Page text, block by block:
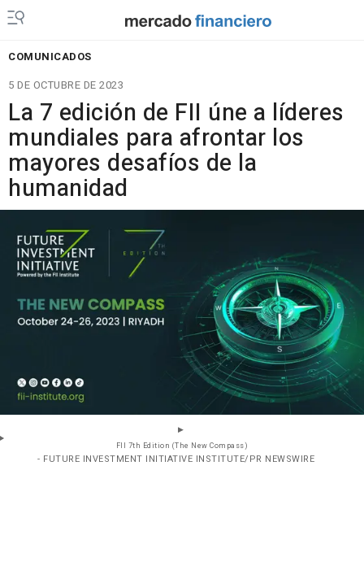
COMUNICADOS
5 DE OCTUBRE DE 2023
La 7 edición de FII úne a líderes
mundiales para afrontar los
mayores desafíos de la
humanidad
FII 7th Edition (The New Compass)
- FUTURE INVESTMENT INITIATIVE INSTITUTE/PR NEWSWIRE